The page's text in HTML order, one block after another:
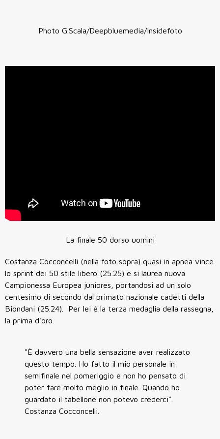
Photo G.Scala/Deepbluemedia/Insidefoto
La finale 50 dorso uomini
Costanza Cocconcelli (nella foto sopra) quasi in apnea vince
lo sprint dei 50 stile libero (25.25) e si laurea nuova
Campionessa Europea juniores, portandosi ad un solo
centesimo di secondo dal primato nazionale cadetti della
Biondani (25.24). Per lei è la terza medaglia della rassegna,
la prima d'oro.
"È davvero una bella sensazione aver realizzato
questo tempo. Ho fatto il mio personale in
semifinale nel pomeriggio e non ho pensato di
poter fare molto meglio in finale. Quando ho
guardato il tabellone non potevo crederci".
Costanza Cocconcelli.